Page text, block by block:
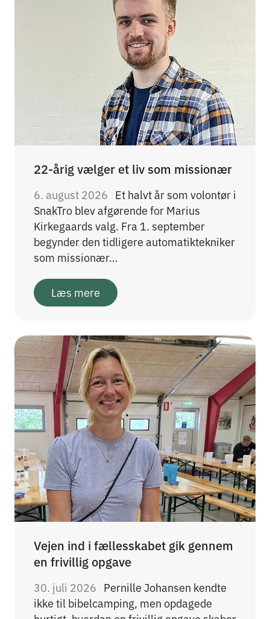
22-årig vælger et liv som missionær
6. august 2026 Et halvt år som volontør i
SnakTro blev afgørende for Marius
Kirkegaards valg. Fra 1. september
begynder den tidligere automatiktekniker
som missionær…
Læs mere
Vejen ind i fællesskabet gik gennem
en frivillig opgave
30. juli 2026 Pernille Johansen kendte
ikke til bibelcamping, men opdagede